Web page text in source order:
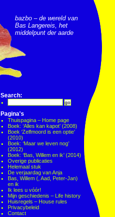
bazbo – de wereld van
Bas Langereis, het
middelpunt der aarde
Search:
Pagina's
Thuispagina – Home page
Boek: ‘Alles kan kapot’ (2008)
Boek ‘Zelfmoord is een optie’
(2010)
Boek: ‘Maar we leven nog’
(2012)
Boek: ‘Bas, Willem en ik’ (2014)
Overige publicaties
Helemaal stuk
De verjaardag van Anja
Bas, Willem (, Aad, Peter-Jan)
en ik
Ik lees u vóór!
Mijn geschiedenis – Life history
Huisregels – House rules
Privacybeleid
Contact